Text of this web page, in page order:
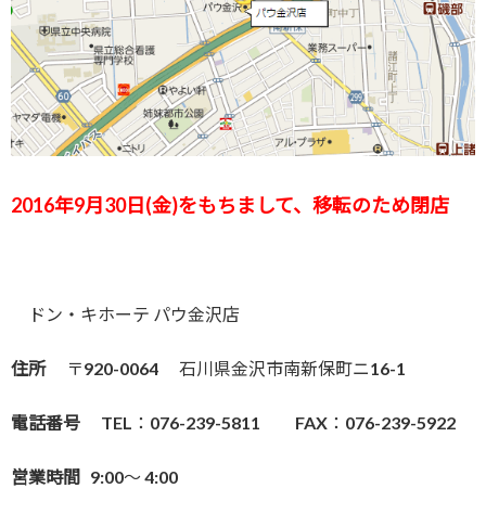
2016年9月30日(金)をもちまして、移転のため閉店
ドン・キホーテ パウ金沢店
住所〒920-0064 石川県金沢市南新保町ニ16-1
電話番号 TEL：076-239-5811 FAX：076-239-5922
営業時間 9:00～ 4:00